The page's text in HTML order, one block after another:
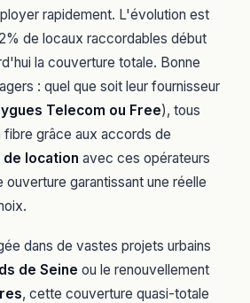
rapidement. L'évolution est
de locaux raccordables début
la couverture totale. Bonne
: quel que soit leur fournisseur
Telecom ou Free), tous
grâce aux accords de
location avec ces opérateurs
garantissant une réelle
dans de vastes projets urbains
de Seine ou le renouvellement
, cette couverture quasi-totale